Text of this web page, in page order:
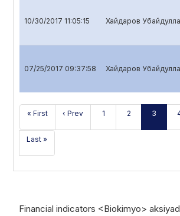
10/30/2017 11:05:15 Хайдаров
07/25/2017 09:37:58 Хайдаров
« First ‹ Prev 1 2 3
Last »
Financial indicators <Biokimyo>